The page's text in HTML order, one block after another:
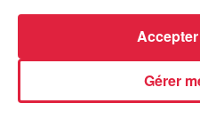
de la Place de la République.
chorale partagera avec le
Noël. Les enfants sagesGérer